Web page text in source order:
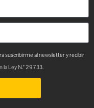
suscribirme al newsletter y recibir
la Ley N.° 29733.